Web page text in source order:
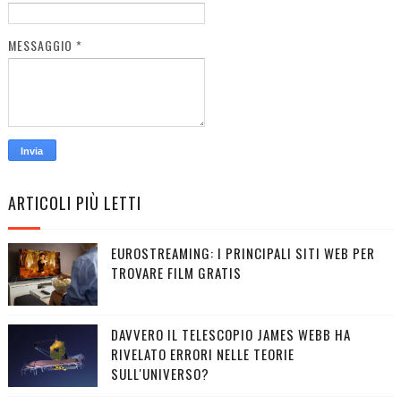
MESSAGGIO *
ARTICOLI PIÙ LETTI
EUROSTREAMING: I PRINCIPALI SITI WEB PER
TROVARE FILM GRATIS
DAVVERO IL TELESCOPIO JAMES WEBB HA
RIVELATO ERRORI NELLE TEORIE
SULL'UNIVERSO?